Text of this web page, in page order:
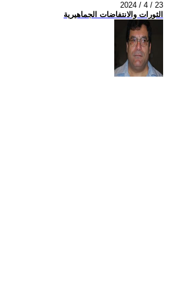
2024 / 4 / 23
الثورات والانتفاضات الجماهيرية